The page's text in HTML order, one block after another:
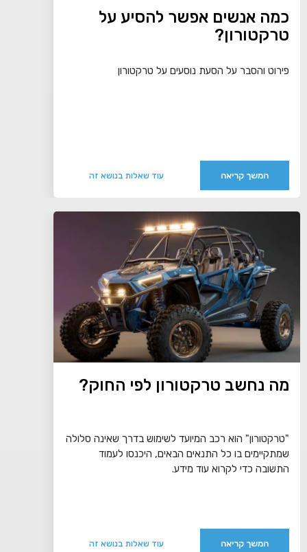
כמה אנשים אפשר להסיע על
טרקטורון?
פירוט והסבר על הסעת נוסעים על טרקטורון
המשך קריאה עוד שאלות בנושא זה
מה נחשב טרקטורון לפי החוק?
"טרקטורון" הוא רכב המיועד לשימוש בדרך שאינה סלולה
שמתקיימים בו כל התנאים הבאים, היכנסו לעמוד
התשובה כדי לקרוא עוד מידע.
המשך קריאה עוד שאלות בנושא זה